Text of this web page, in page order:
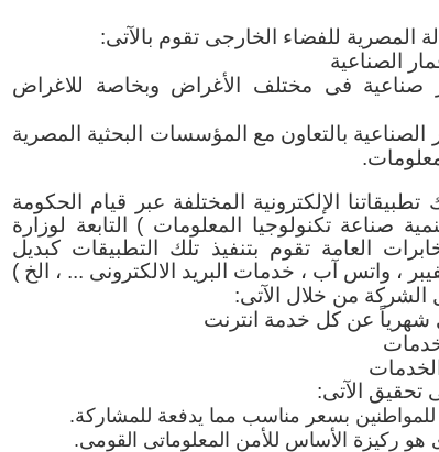
المصرية للفضاء الخارجى تقوم بالآتى:
الصناعية
صناعية فى مختلف الأغراض وبخاصة للاغراض
بالتعاون مع المؤسسات البحثية المصرية
الإلكترونية المختلفة عبر قيام الحكومة
صناعة تكنولوجيا المعلومات ) التابعة لوزارة
العامة تقوم بتنفيذ تلك التطبيقات كبديل
، واتس آب ، خدمات البريد الالكترونى ... ، الخ )
الشركة من خلال الآتى:
تحقيق الآتى:
للمواطنين بسعر مناسب مما يدفعة للمشاركة.
هو ركيزة الأساس للأمن المعلوماتى القومى.
المصرية هو تعزيز جودة الكلية وخريجيها
إلى المهنية وليس العشوائية أو الهواية، فلم
المهارات الأساسية في الحوسبة؛ ولم تعد
البدائية، ولكن ترتكز الصناعة حالياً على
وانترنت الأشياء، الحوسبة السحابية،
وكل هذه المجالات تحتاج إلى
علوم الحاسب والمعلوماتية، كما أن تصميم
حيث أن البرمجيات هي أهم مكون لأنظمة
فالبرمجيات هي قلب وروح كافة نظم
فإن خريج كلية الحاسبات والمعلومات سيزداد
أنه المهني الوحيد في السوق الذي يدرس
يدرس علوم حاسب أساسية ومتقدمة في
الذكاء الاصطناعي وعلوم البيانات والحوسبة